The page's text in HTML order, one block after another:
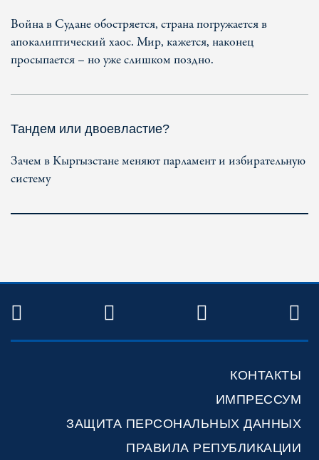
Война в Судане обостряется, страна погружается в
апокалиптический хаос. Мир, кажется, наконец
просыпается – но уже слишком поздно.
Тандем или двоевластие?
Зачем в Кыргызстане меняют парламент и избирательную
систему
TWITTER FACEBOOKYOUTUBE
КОНТАКТЫ
ИМПРЕССУМ
ЗАЩИТА ПЕРСОНАЛЬНЫХ ДАННЫХ
ПРАВИЛА РЕПУБЛИКАЦИИ